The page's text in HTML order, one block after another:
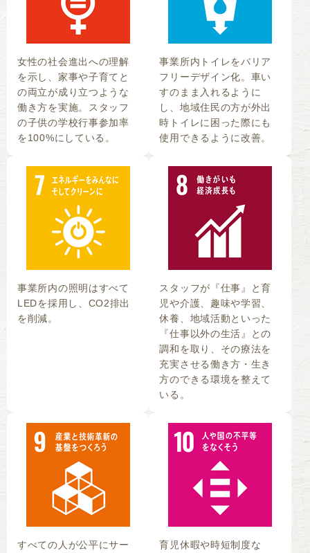
女性の社会進出への理解
を示し、家事や子育てと
の両立が成り立つような
働き方を実施。スタッフ
の子供の学校行事参加率
を100%にしている。
事業所内トイレをバリア
フリーデザイン化。車い
すのまま入れるように
し、地域住民の方が外出
時トイレに困った際にも
使用できるように改善。
事業所内の照明はすべて
LEDを採用し、CO2排出
を削減。
スタッフが『仕事』と育
児や介護、趣味や学習、
休養、地域活動といった
『仕事以外の生活』との
調和を取り、その療法を
充実させる働き方・生き
方のできる環境を整えて
いる。
すべての人が公平にサー
育児休暇や時短制度な